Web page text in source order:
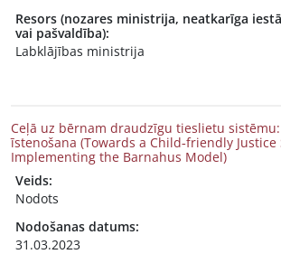
Resors (nozares ministrija, neatkarīga
vai pašvaldība):
Labklājības ministrija
Ceļā uz bērnam draudzīgu tieslietu
īstenošana (Towards a Child‑friendly Justice
Implementing the Barnahus Model)
Veids:
Nodots
Nodošanas datums:
31.03.2023